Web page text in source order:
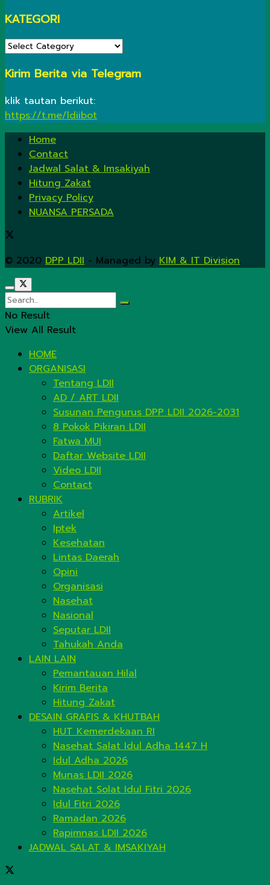
KATEGORI
KATEGORI
Kirim Berita via Telegram
klik tautan berikut:
https://t.me/ldiibot
Home
Contact
Jadwal Salat & Imsakiyah
Hitung Zakat
Privacy Policy
NUANSA PERSADA
© 2020 DPP LDII - Managed by KIM & IT Division.
No Result
View All Result
HOME
ORGANISASI
Tentang LDII
AD / ART LDII
Susunan Pengurus DPP LDII 2026-2031
8 Pokok Pikiran LDII
Fatwa MUI
Daftar Website LDII
Video LDII
Contact
RUBRIK
Artikel
Iptek
Kesehatan
Lintas Daerah
Opini
Organisasi
Nasehat
Nasional
Seputar LDII
Tahukah Anda
LAIN LAIN
Pemantauan Hilal
Kirim Berita
Hitung Zakat
DESAIN GRAFIS & KHUTBAH
HUT Kemerdekaan RI
Nasehat Salat Idul Adha 1447 H
Idul Adha 2026
Munas LDII 2026
Nasehat Solat Idul Fitri 2026
Idul Fitri 2026
Ramadan 2026
Rapimnas LDII 2026
JADWAL SALAT & IMSAKIYAH